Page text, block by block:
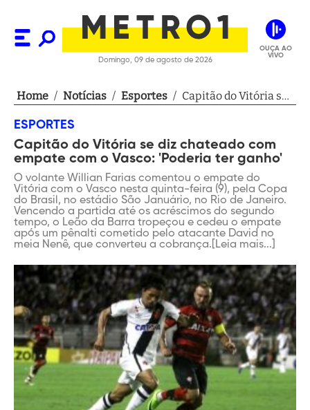
Domingo, 09 de agosto de 2026
OUÇA AO
VIVO
Home / Notícias / Esportes / Capitão do Vitória se
'Poderia ter ganho'
ESPORTES
Capitão do Vitória se diz chateado com
empate com o Vasco: 'Poderia ter ganho'
O volante Willian Farias comentou o empate do
Vitória com o Vasco nesta quinta-feira (9), pela Copa
do Brasil, no estádio São Januário, no Rio de Janeiro.
Vencendo a partida até os acréscimos do segundo
tempo, o Leão da Barra tropeçou e cedeu o empate
após um pênalti cometido pelo atacante David no
meia Nenê, que converteu a cobrança.[Leia mais...]